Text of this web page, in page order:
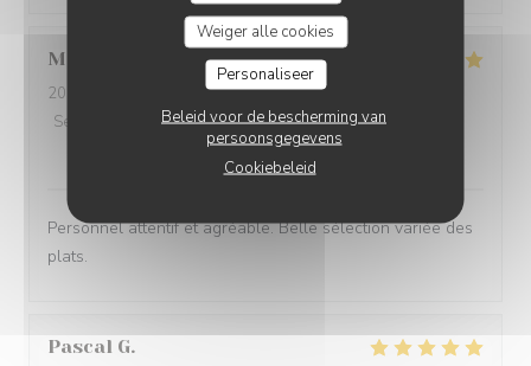
Weiger alle cookies
Personaliseer
Beleid voor de bescherming van
persoonsgegevens
Cookiebeleid
Mireille
2026-07-27
- 12:30 - Gasten 2
Service
Atmosfeer:5/5 Keuken:5/5 Kwaliteit / Prijs
Personnel attentif et agréable. Belle sélection variée des
plats.
Pascal G